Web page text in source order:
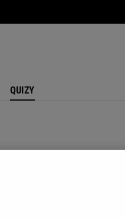
QUIZY